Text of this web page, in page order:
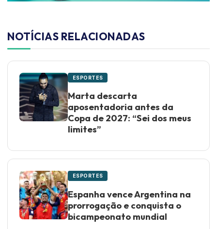
NOTÍCIAS RELACIONADAS
ESPORTES
Marta descarta
aposentadoria antes da
Copa de 2027: “Sei dos meus
limites”
ESPORTES
Espanha vence Argentina na
prorrogação e conquista o
bicampeonato mundial